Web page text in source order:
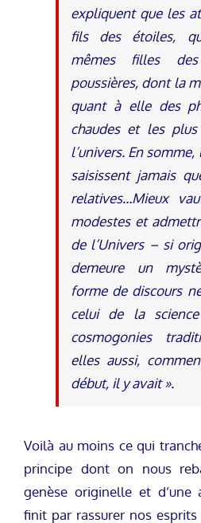
expliquent que les
fils des étoiles,
mêmes filles
poussières, dont la
quant à elle des
chaudes et les
l’univers. En
saisissent jamais
relatives…Mieux
modestes et
de l’Univers – si
demeure un
forme de discours
celui de la
cosmogonies
elles aussi,
début, il y avait ».
Voilà au moins ce qui
principe dont on nous
genèse originelle et d’une
finit par rassurer nos